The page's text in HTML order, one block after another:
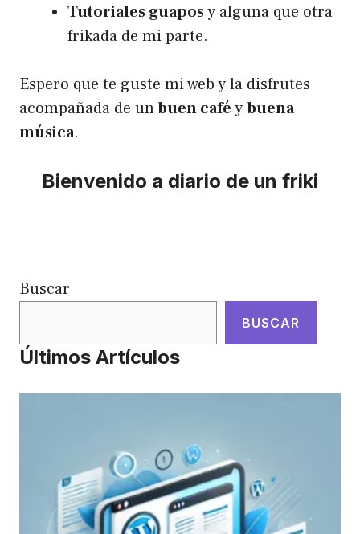
Tutoriales guaposy alguna que otra
frikada de mi parte.
Espero que te guste mi web y la disfrutes
acompañada de unbuen caféybuena
música.
Bienvenido a diario de un friki
Buscar
BUSCAR
Últimos Artículos